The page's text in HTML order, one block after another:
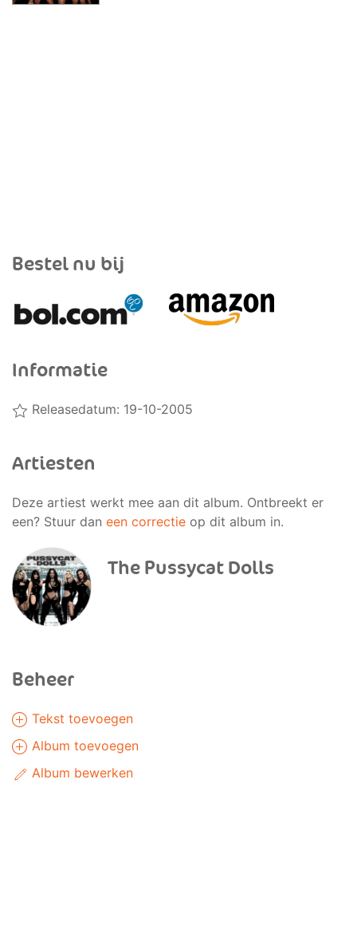
Bestel nu bij
Informatie
Releasedatum: 19-10-2005
Artiesten
Deze artiest werkt mee aan dit album. Ontbreekt er
een? Stuur dan een correctie op dit album in.
The Pussycat Dolls
Beheer
Tekst toevoegen
Album toevoegen
Album bewerken